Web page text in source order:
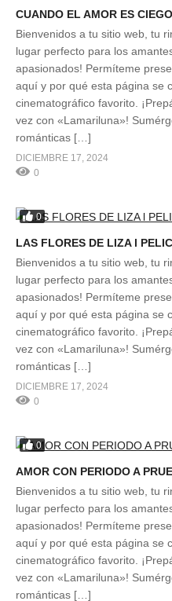
CUANDO EL AMOR ES
Bienvenidos a tu sitio web, tu
lugar perfecto para los
apasionados! Permíteme
aquí y por qué esta página se
cinematográfico favorito.
vez con «Lamariluna»!
románticas […]
DICIEMBRE 17, 2024
0
0
LAS FLORES DE LIZA l
Bienvenidos a tu sitio web, tu
lugar perfecto para los
apasionados! Permíteme
aquí y por qué esta página se
cinematográfico favorito.
vez con «Lamariluna»!
románticas […]
DICIEMBRE 17, 2024
0
0
AMOR CON PERIODO A
Bienvenidos a tu sitio web, tu
lugar perfecto para los
apasionados! Permíteme
aquí y por qué esta página se
cinematográfico favorito.
vez con «Lamariluna»!
románticas […]